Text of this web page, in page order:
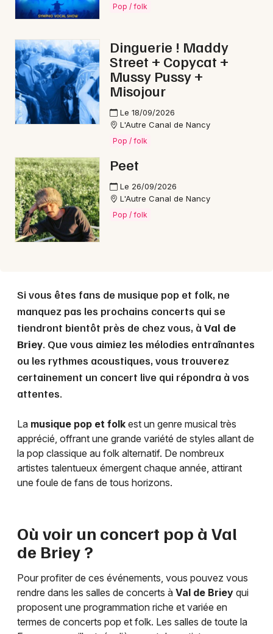
Choisir mes départements
Mon email
Je m'abonne
Pop / folk
Dinguerie ! Maddy
Street + Copycat +
Mussy Pussy +
Misojour
Le 18/09/2026
L'Autre Canal de Nancy
Pop / folk
Peet
Le 26/09/2026
L'Autre Canal de Nancy
Pop / folk
Si vous êtes fans de musique pop et folk, ne
manquez pas les prochains concerts qui se
tiendront bientôt près de chez vous, à Val de
Briey. Que vous aimiez les mélodies entraînantes
ou les rythmes acoustiques, vous trouverez
certainement un concert live qui répondra à vos
attentes.
La musique pop et folk est un genre musical très
apprécié, offrant une grande variété de styles allant de
la pop classique au folk alternatif. De nombreux
artistes talentueux émergent chaque année, attirant
une foule de fans de tous horizons.
Où voir un concert pop à Val
de Briey ?
Pour profiter de ces événements, vous pouvez vous
rendre dans les salles de concerts à Val de Briey qui
proposent une programmation riche et variée en
termes de concerts pop et folk. Les salles de toute la